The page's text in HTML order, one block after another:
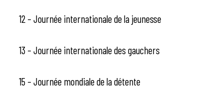
12 – Journée internationale de la jeunesse
13 – Journée internationale des gauchers
15 – Journée mondiale de la détente